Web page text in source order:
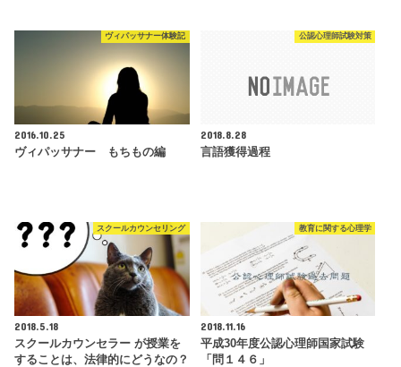
ヴィパッサナー体験記
2016.10.25
ヴィパッサナー もちもの編
公認心理師試験対策
2018.8.28
言語獲得過程
スクールカウンセリング
2018.5.18
スクールカウンセラー が授業を
することは、法律的にどうなの？
教育に関する心理学
2018.11.16
平成30年度公認心理師国家試験
「問１４６」